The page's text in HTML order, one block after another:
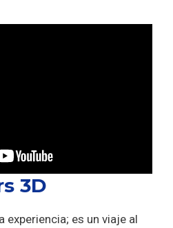
3D
experiencia; es un viaje al